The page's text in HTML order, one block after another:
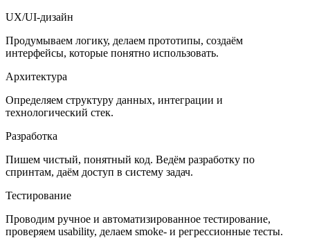
UX/UI-дизайн
Продумываем логику, делаем прототипы, создаём
интерфейсы, которые понятно использовать.
Архитектура
Определяем структуру данных, интеграции и
технологический стек.
Разработка
Пишем чистый, понятный код. Ведём разработку по
спринтам, даём доступ в систему задач.
Тестирование
Проводим ручное и автоматизированное тестирование,
проверяем usability, делаем smoke- и регрессионные тесты.